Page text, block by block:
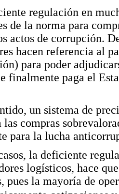
regulación en
de la norma para
actos de corrupción.
hacen referencia al
para poder
finalmente paga el
un sistema de
compras
para la lucha
la deficiente
logísticos, hace
pues la mayoría de